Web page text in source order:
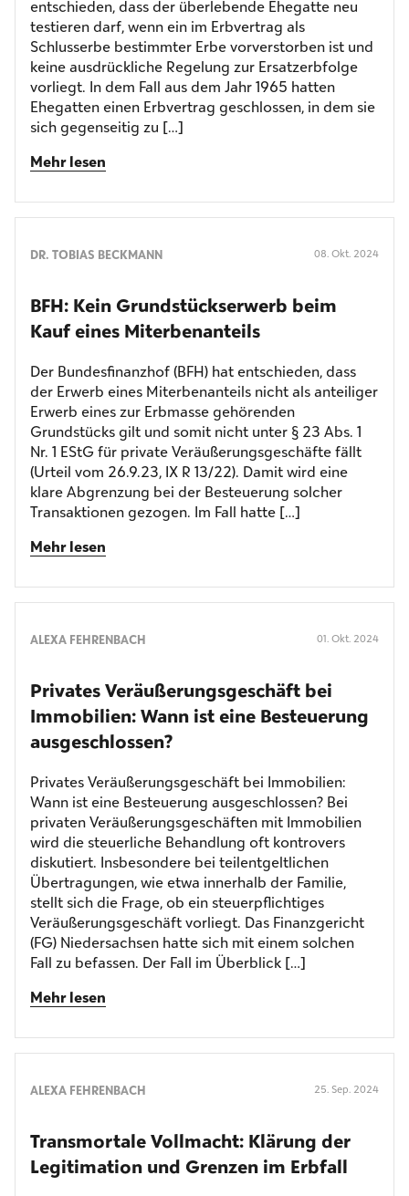
entschieden, dass der überlebende Ehegatte neu
testieren darf, wenn ein im Erbvertrag als
Schlusserbe bestimmter Erbe vorverstorben ist und
keine ausdrückliche Regelung zur Ersatzerbfolge
vorliegt. In dem Fall aus dem Jahr 1965 hatten
Ehegatten einen Erbvertrag geschlossen, in dem sie
sich gegenseitig zu […]
Mehr lesen
DR. TOBIAS BECKMANN 08. Okt. 2024
BFH: Kein Grundstücks­erwerb beim
Kauf eines Miterbenanteils
Der Bundesfinanzhof (BFH) hat entschieden, dass
der Erwerb eines Miterbenanteils nicht als anteiliger
Erwerb eines zur Erbmasse gehörenden
Grundstücks gilt und somit nicht unter § 23 Abs. 1
Nr. 1 EStG für private Veräußerungsgeschäfte fällt
(Urteil vom 26.9.23, IX R 13/22). Damit wird eine
klare Abgrenzung bei der Besteuerung solcher
Transaktionen gezogen. Im Fall hatte […]
Mehr lesen
ALEXA FEHRENBACH 01. Okt. 2024
Privates Veräußerungs­geschäft bei
Immobilien: Wann ist eine Besteuerung
ausgeschlossen?
Privates Veräußerungsgeschäft bei Immobilien:
Wann ist eine Besteuerung ausgeschlossen? Bei
privaten Veräußerungsgeschäften mit Immobilien
wird die steuerliche Behandlung oft kontrovers
diskutiert. Insbesondere bei teilentgeltlichen
Übertragungen, wie etwa innerhalb der Familie,
stellt sich die Frage, ob ein steuerpflichtiges
Veräußerungsgeschäft vorliegt. Das Finanzgericht
(FG) Niedersachsen hatte sich mit einem solchen
Fall zu befassen. Der Fall im Überblick […]
Mehr lesen
ALEXA FEHRENBACH 25. Sep. 2024
Transmortale Vollmacht: Klärung der
Legitimation und Grenzen im Erbfall